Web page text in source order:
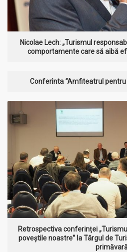
Nicolae Lech: „Turismul
comportamente care să aibă
Conferinta “Amfiteatrul
MAI MULT
Retrospectiva conferinței
poveștile noastre” la Târgul de